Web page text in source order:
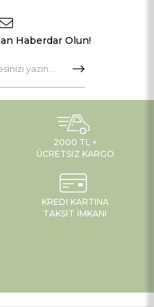
cam veya seramik vazolardan
kadar güçlü bir tasarımdır. Yeni
Haberdar Olun!
2000 TL +
ÜCRETSIZ KARGO
KREDI KARTINA
TAKSIT İMKANI